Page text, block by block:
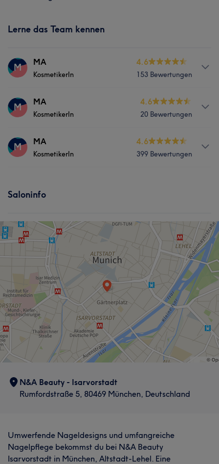
Lerne das Team kennen
M MA
KosmetikerIn
4.6
153 Bewertungen
Services
Haarentfernung
Gründlich
M MA
KosmetikerIn
4.6
20 Bewertungen
Services
M MA
KosmetikerIn
4.6
399 Bewertungen
Haarentfernung
Was unsere Kunden über MA sagen
Gründlich 13 Talentiert
Freundlich 7
Saloninfo
N&A Beauty - Isarvorstadt
Rumfordstraße 5, 80469 München, Deutschland
Umwerfende Nageldesigns und umfangreiche
Nagelpflege bekommst du bei N&A Beauty
Isarvorstadt in München, Altstadt-Lehel. Eine